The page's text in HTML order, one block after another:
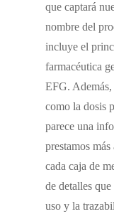
que captará
nombre del
incluye el
farmacéutica
EFG.
como la dosis
parece una
prestamos
cada caja de
de detalles
uso y la